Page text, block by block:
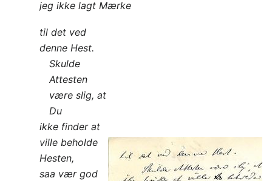
jeg ikke lagt Mærke
til det ved
denne Hest.
Skulde
Attesten
være slig, at
Du
ikke finder at
ville beholde
Hesten,
saa vær god